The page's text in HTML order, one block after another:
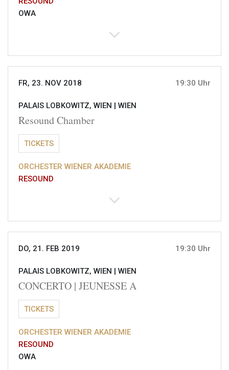
OWA
FR, 23. NOV 2018 19:30 Uhr
PALAIS LOBKOWITZ, WIEN | WIEN
Resound Chamber
TICKETS
ORCHESTER WIENER AKADEMIE
RESOUND
DO, 21. FEB 2019 19:30 Uhr
PALAIS LOBKOWITZ, WIEN | WIEN
CONCERTO | JEUNESSE A
TICKETS
ORCHESTER WIENER AKADEMIE
RESOUND
OWA